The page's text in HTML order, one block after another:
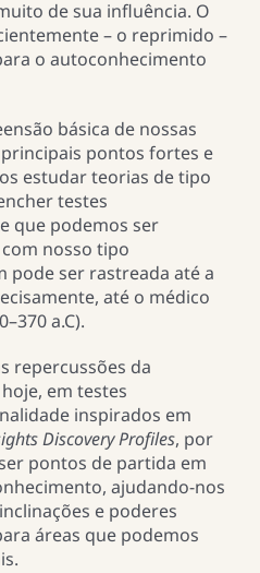
de sua influência. O
– o reprimido –
o autoconhecimento
básica de nossas
pontos fortes e
estudar teorias de tipo
testes
que podemos ser
nosso tipo
ser rastreada até a
até o médico
a.C).
repercussões da
em testes
inspirados em
Discovery Profiles, por
pontos de partida em
ajudando-nos
e poderes
áreas que podemos